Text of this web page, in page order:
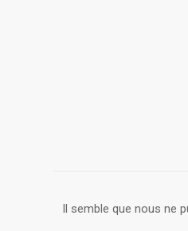
Il semble que nous ne